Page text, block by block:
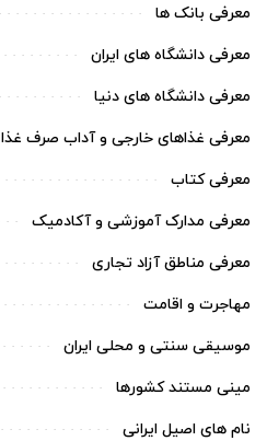
معرفی بانک ها
معرفی دانشگاه های ایران
معرفی دانشگاه های دنیا
معرفی غذاهای خارجی و آداب صرف غذا
معرفی کتاب
معرفی مدارک آموزشی و آکادمیک
معرفی مناطق آزاد تجاری
مهاجرت و اقامت
موسیقی سنتی و محلی ایران
مینی مستند کشورها
نام های اصیل ایرانی